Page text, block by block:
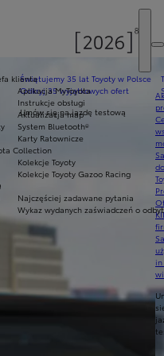
Świętujemy 35 lat Toyoty w Polsce
Odkryj 35 wyjątkowych ofert
Umów się na jazdę testową
klienta
Aplikacja MyToyota
Instrukcje obsługi
Aktualizacja map
System Bluetooth®
Karty Ratownicze
Collection
Kolekcje Toyoty
Kolekcje Toyoty Gazoo Racing
Najczęściej zadawane pytania
Wykaz wydanych zaświadczeń o